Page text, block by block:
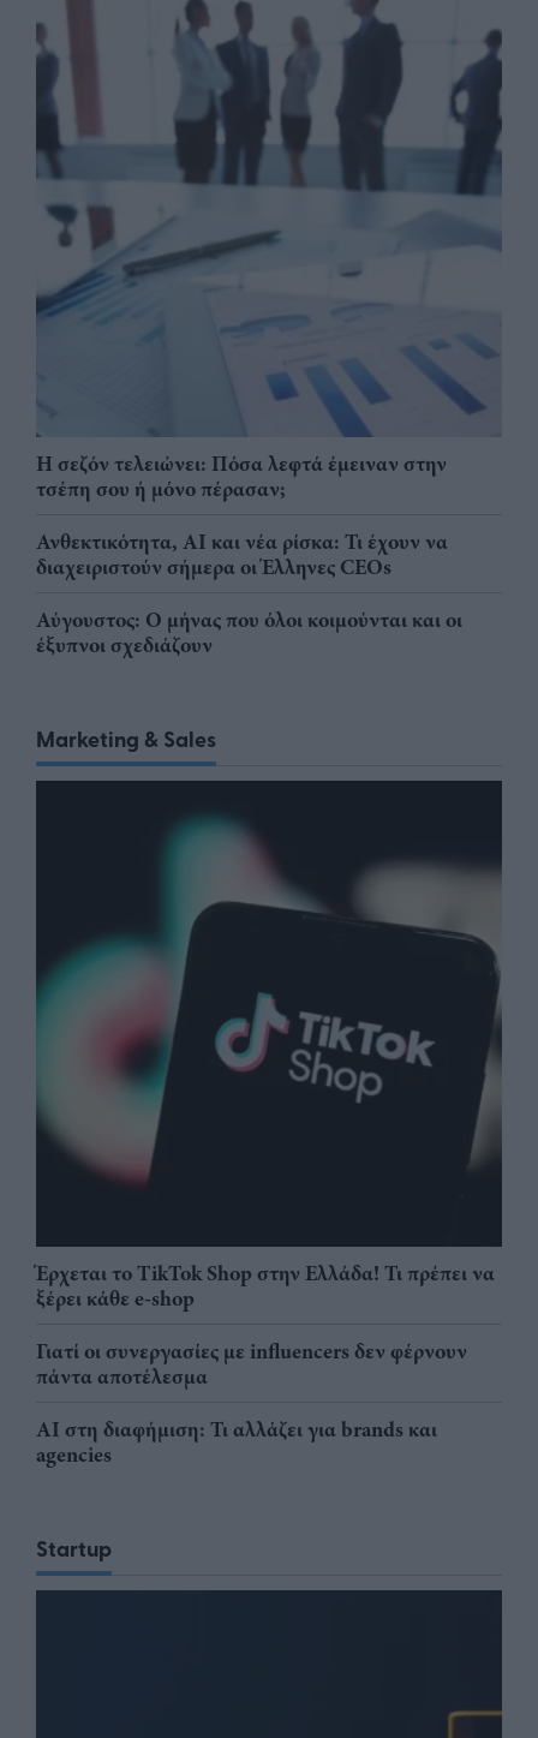
Η σεζόν τελειώνει: Πόσα λεφτά έμειναν στην
τσέπη σου ή μόνο πέρασαν;
Ανθεκτικότητα, AI και νέα ρίσκα: Τι έχουν να
διαχειριστούν σήμερα οι Έλληνες CEOs
Αύγουστος: Ο μήνας που όλοι κοιμούνται και οι
έξυπνοι σχεδιάζουν
Marketing & Sales
Έρχεται το TikTok Shop στην Ελλάδα! Τι πρέπει να
ξέρει κάθε e-shop
Γιατί οι συνεργασίες με influencers δεν φέρνουν
πάντα αποτέλεσμα
AI στη διαφήμιση: Τι αλλάζει για brands και
agencies
Startup